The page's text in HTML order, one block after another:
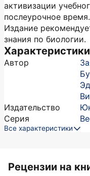
активизации
послеурочное время.
Издание
знания по биологии.
Характеристики
Автор
Издательство
Серия
Все характеристики
Рецензии на